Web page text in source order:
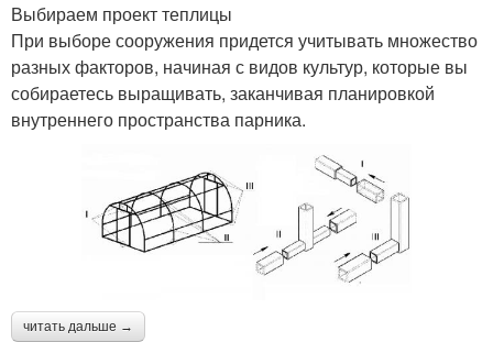
Выбираем проект теплицы
При выборе сооружения придется учитывать множество
разных факторов, начиная с видов культур, которые вы
собираетесь выращивать, заканчивая планировкой
внутреннего пространства парника.
читать дальше →